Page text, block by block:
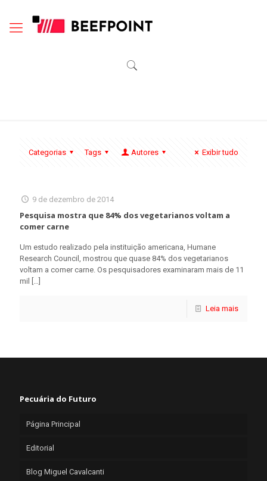
Categorias Tags Autores Exibir tudo
9 de dezembro de 2014
Pesquisa mostra que 84% dos vegetarianos voltam a
comer carne
Um estudo realizado pela instituição americana, Humane
Research Council, mostrou que quase 84% dos vegetarianos
voltam a comer carne. Os pesquisadores examinaram mais de 11
mil
[…]
Leia mais
Pecuária do Futuro
Página Principal
Editorial
Blog Miguel Cavalcanti